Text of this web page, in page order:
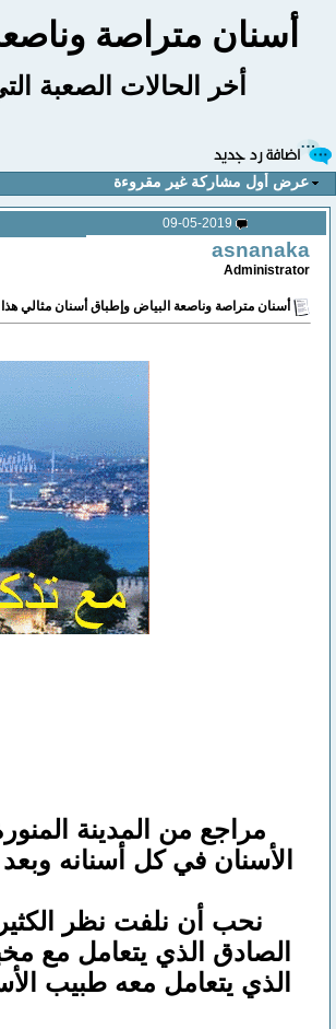
أسنان متراصة
أخر الحالات الصعبة
عرض أول مشاركة غير مقروءة
09-05-2019
asnanaka
Administrator
أسنان متراصة وناصعة البياض وإطباق أسنان مثالي هذا
مراجع من المدينة
الأسنان في كل أسنانه
الصادق الذي يتعامل مع
الذي يتعامل معه طبيب